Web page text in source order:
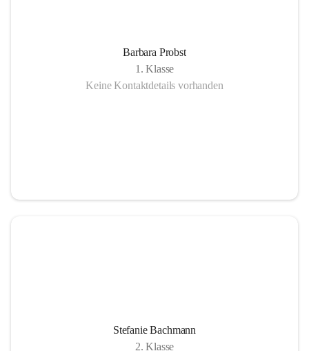
Barbara Probst
1. Klasse
Keine Kontaktdetails vorhanden
Stefanie Bachmann
2. Klasse